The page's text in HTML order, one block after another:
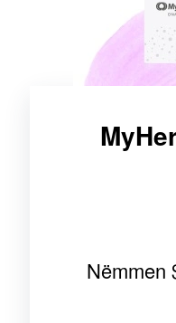
Nëmmen